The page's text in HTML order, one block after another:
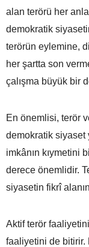
alan terörü her
demokratik
terörün eylemine,
her şartta son
çalışma büyük bir
En önemlisi, terör
demokratik siyaset
imkânın kıymetini
derece önemlidir.
siyasetin fikrî
Aktif terör
faaliyetini de bitirir.